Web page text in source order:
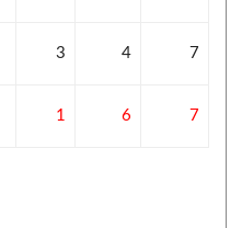
3 4 7
1 6 7